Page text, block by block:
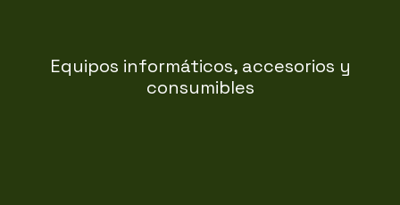
Equipos informáticos, accesorios y
consumibles